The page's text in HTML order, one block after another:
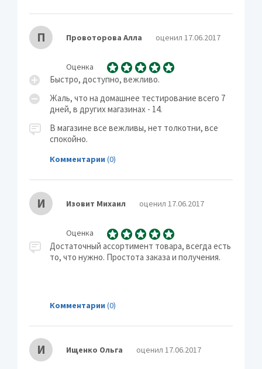
П Провоторова Алла оценил 17.06.2017
Оценка
Быстро, доступно, вежливо.
Жаль, что на домашнее тестирование всего 7
дней, в других магазинах - 14.
В магазине все вежливы, нет толкотни, все
спокойно.
Комментарии (0)
И Изовит Михаил оценил 17.06.2017
Оценка
Достаточный ассортимент товара, всегда есть
то, что нужно. Простота заказа и получения.
Комментарии (0)
И Ищенко Ольга оценил 17.06.2017